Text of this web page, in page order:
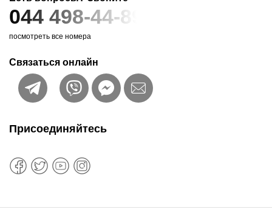
044 498-44-89
посмотреть все номера
Связаться онлайн
Присоединяйтесь